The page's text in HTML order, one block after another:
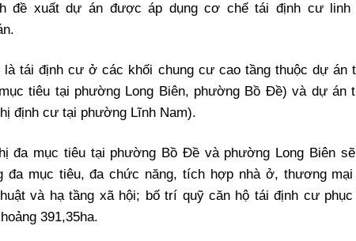
đề xuất dự án được áp dụng cơ chế tái định cư
là tái định cư ở các khối chung cư cao tầng thuộc dự án
tiêu tại phường Long Biên, phường Bồ Đề) và dự án
định cư tại phường Lĩnh Nam).
đa mục tiêu tại phường Bồ Đề và phường Long Biên
đa mục tiêu, đa chức năng, tích hợp nhà ở, thương
và hạ tầng xã hội; bố trí quỹ căn hộ tái định cư
391,35ha.